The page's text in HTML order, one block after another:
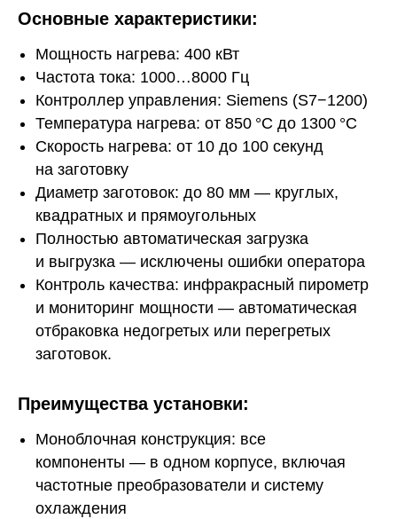
Основные характеристики:
Мощность нагрева: 400 кВт
Частота тока: 1000…8000 Гц
Контроллер управления: Siemens (S7−1200)
Температура нагрева: от 850 °C до 1300 °C
Скорость нагрева: от 10 до 100 секунд
на заготовку
Диаметр заготовок: до 80 мм — круглых,
квадратных и прямоугольных
Полностью автоматическая загрузка
и выгрузка — исключены ошибки оператора
Контроль качества: инфракрасный пирометр
и мониторинг мощности — автоматическая
отбраковка недогретых или перегретых
заготовок.
Преимущества установки:
Моноблочная конструкция: все
компоненты — в одном корпусе, включая
частотные преобразователи и систему
охлаждения